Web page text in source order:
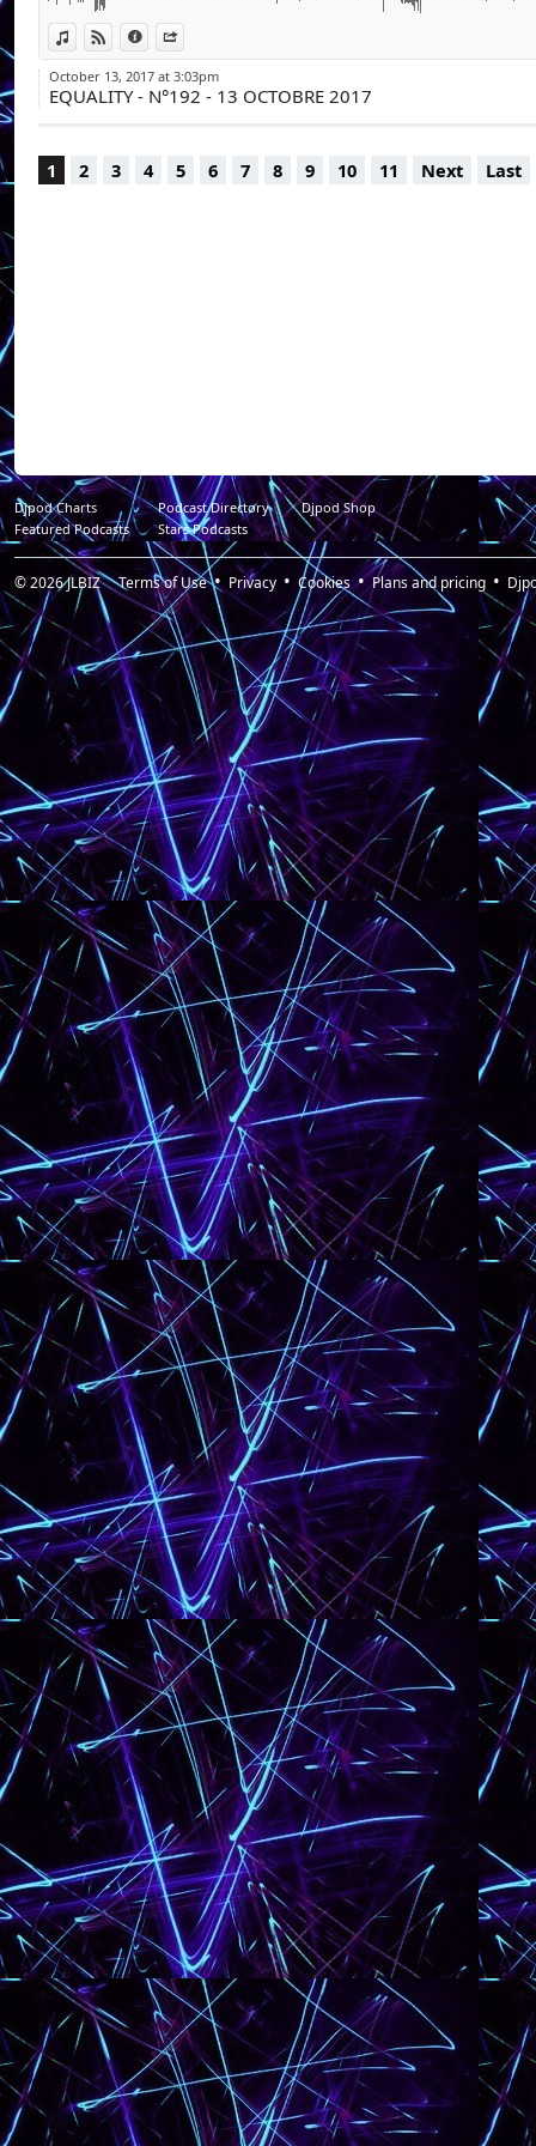
Retrouvez nos
View in iTunes
View on Djpod
Information
October 13, 2017 at 3:03pm
EQUALITY - N°192 - 13 OCTOBRE 2017
1 2 3 4 5 6 7 8 9 10 11 Next Last
Djpod Charts Podcast Directory
Djpod Shop
Featured Podcasts
Stars Podcasts
© 2026JLBIZ Terms of Use Privacy Cookies Plans and pricing